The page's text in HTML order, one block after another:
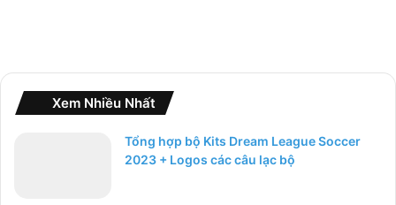
Xem Nhiều Nhất
Tổng hợp bộ Kits Dream League Soccer
2023 + Logos các câu lạc bộ